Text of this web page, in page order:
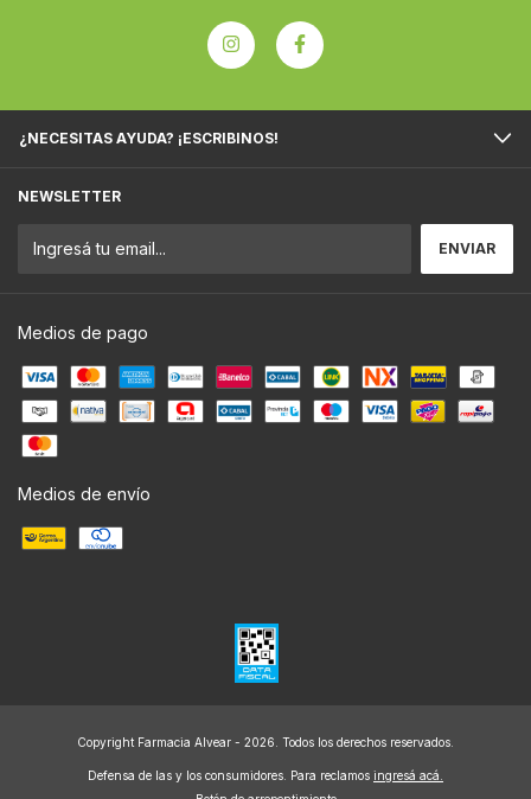
¿NECESITAS AYUDA? ¡ESCRIBINOS!
NEWSLETTER
Medios de pago
Medios de envío
Copyright Farmacia Alvear - 2026. Todos los derechos reservados.
Defensa de las y los consumidores. Para reclamos ingresá acá.